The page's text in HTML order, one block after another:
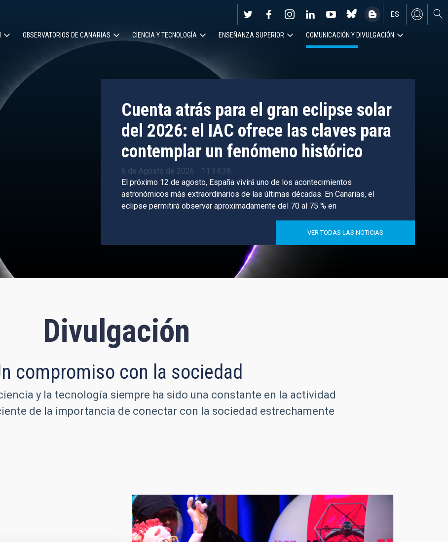
EN
ES
OBSERVATORIOS DE CANARIAS CIENCIA Y TECNOLOGÍA ENSEÑANZA SUPERIOR COMUNICACIÓN Y DIVULGACIÓN
Cuenta atrás para el gran eclipse solar
del 2026: el IAC ofrece las claves para
contemplar un fenómeno histórico
6 de Agosto de 2026 - 11:34:38
El próximo 12 de agosto, España vivirá uno de los acontecimientos
astronómicos más extraordinarios de las últimas décadas. En Canarias, el
eclipse permitirá observar aproximadamente del 70 al 75 % en
VER TODAS LAS NOTICIAS
Divulgación
compromiso con la sociedad
y la tecnología siempre ha sido una constante en la actividad
de la importancia de conectar con la sociedad estrechamente